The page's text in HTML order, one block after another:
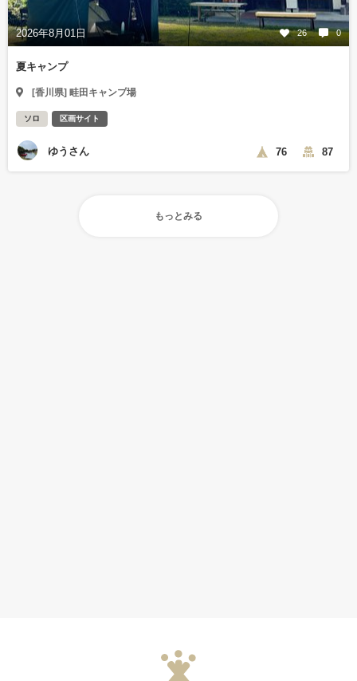
2026年8月01日 26 0
夏キャンプ
[香川県] 畦田キャンプ場
ソロ 区画サイト
ゆうさん 76 87
もっとみる